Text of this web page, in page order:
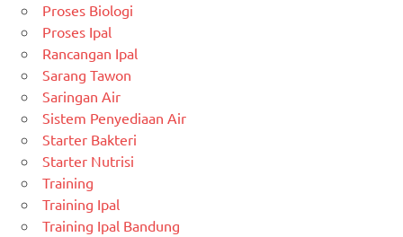
Proses Biologi
Proses Ipal
Rancangan Ipal
Sarang Tawon
Saringan Air
Sistem Penyediaan Air
Starter Bakteri
Starter Nutrisi
Training
Training Ipal
Training Ipal Bandung